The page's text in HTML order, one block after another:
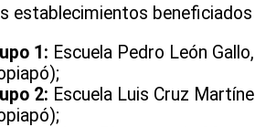
establecimientos
1: Escuela Pedro León
2: Escuela Luis Cruz